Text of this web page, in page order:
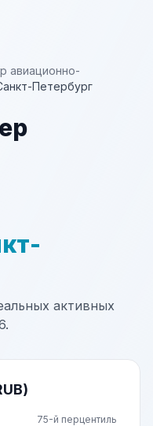
авиационно-
Петербург
активных
75-й перцентиль